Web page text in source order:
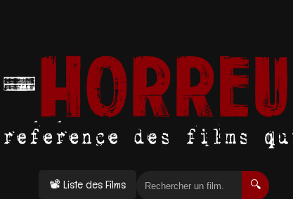
📽 Liste des Films 🔍